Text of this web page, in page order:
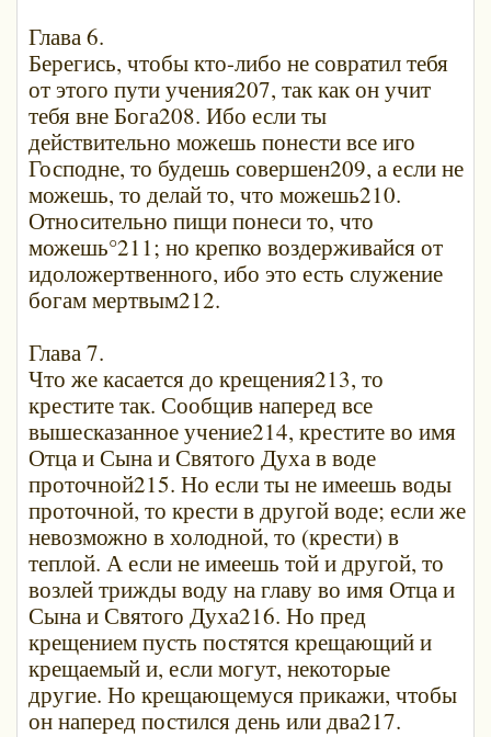
Глава 6.
Берегись, чтобы кто-либо не совратил тебя
от этого пути учения207, так как он учит
тебя вне Бога208. Ибо если ты
действительно можешь понести все иго
Господне, то будешь совершен209, а если не
можешь, то делай то, что можешь210.
Относительно пищи понеси то, что
можешь°211; но крепко воздерживайся от
идоложертвенного, ибо это есть служение
богам мертвым212.
Глава 7.
Что же касается до крещения213, то
крестите так. Сообщив наперед все
вышесказанное учение214, крестите во имя
Отца и Сына и Святого Духа в воде
проточной215. Но если ты не имеешь воды
проточной, то крести в другой воде; если же
невозможно в холодной, то (крести) в
теплой. А если не имеешь той и другой, то
возлей трижды воду на главу во имя Отца и
Сына и Святого Духа216. Но пред
крещением пусть постятся крещающий и
крещаемый и, если могут, некоторые
другие. Но крещающемуся прикажи, чтобы
он наперед постился день или два217.